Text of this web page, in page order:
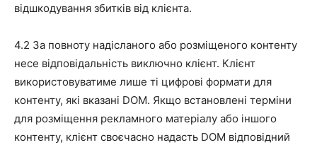
відшкодування збитків від клієнта.
4.2 За повноту надісланого або розміщеного контенту
несе відповідальність виключно клієнт. Клієнт
використовуватиме лише ті цифрові формати для
контенту, які вказані DOM. Якщо встановлені терміни
для розміщення рекламного матеріалу або іншого
контенту, клієнт своєчасно надасть DOM відповідний